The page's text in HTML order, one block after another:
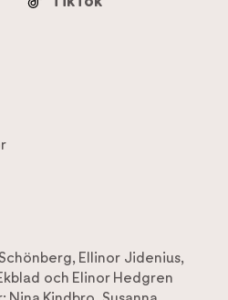
, Ellinor Jidenius,
och Elinor Hedgren